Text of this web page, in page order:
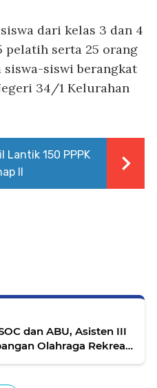
dari kelas 3 dan 4
pelatih serta 25 orang
siswi berangkat
34/1 Kelurahan
Lantik 150 PPPK
II
dan ABU, Asisten III
Olahraga Rekreasi